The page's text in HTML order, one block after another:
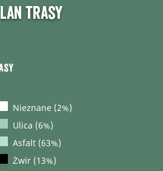
trasy
Nieznane (2%)
Ulica (6%)
Asfalt (63%)
Żwir (13%)